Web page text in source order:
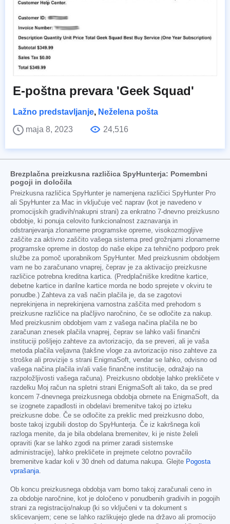
E-poštna prevara 'Geek Squad'
Lažno predstavljanje, Neželena pošta
maja 8, 2023
24,516
Brezplačna preizkusna različica SpyHunterja: Pomembni
pogoji in določila
Preizkusna različica SpyHunter je namenjena različici SpyHunter Pro
ali SpyHunter za Mac in vključuje več naprav (kot je navedeno v
promocijskih gradivih/nakupni strani) za enkratno 7-dnevno preizkusno
obdobje, ki ponuja celovito funkcionalnost zaznavanja in
odstranjevanja zlonamerne programske opreme, visokozmogljive
zaščite za aktivno zaščito vašega sistema pred grožnjami zlonamerne
programske opreme in dostop do naše ekipe za tehnično podporo prek
službe za pomoč uporabnikom SpyHunter. Med preizkusnim obdobjem
vam ne bo zaračunano vnaprej, čeprav je za aktivacijo preizkusne
različice potrebna kreditna kartica. (Predplačniške kreditne kartice,
debetne kartice in darilne kartice morda ne bodo sprejete v okviru te
ponudbe.) Zahteva za vaš način plačila je, da se zagotovi
neprekinjena in neprekinjena varnostna zaščita med prehodom s
preizkusne različice na plačljivo naročnino, če se odločite za nakup.
Med preizkusnim obdobjem vam z vašega načina plačila ne bo
zaračunan znesek plačila vnaprej, čeprav se lahko vaši finančni
instituciji pošljejo zahteve za avtorizacijo, da se preveri, ali je vaša
metoda plačila veljavna (takšne vloge za avtorizacijo niso zahteve za
stroške ali provizije s strani EnigmaSoft, vendar se lahko, odvisno od
vašega načina plačila in/ali vaše finančne institucije, odražajo na
razpoložljivosti vašega računa). Preizkusno obdobje lahko prekličete v
razdelku Moj račun na spletni strani EnigmaSoft ali tako, da se pred
koncem 7-dnevnega preizkusnega obdobja obrnete na EnigmaSoft, da
se izognete zapadlosti in obdelavi bremenitve takoj po izteku
preizkusne dobe. Če se odločite za preklic med preizkusno dobo,
boste takoj izgubili dostop do SpyHunterja. Če iz kakršnega koli
razloga menite, da je bila obdelana bremenitev, ki je niste želeli
opraviti (kar se lahko zgodi na primer zaradi sistemske
administracije), lahko prekličete in prejmete celotno povračilo
bremenitve kadar koli v 30 dneh od datuma nakupa. Glejte Pogosta
vprašanja
Ob koncu preizkusnega obdobja vam bomo takoj zaračunali ceno in
za obdobje naročnine, kot je določeno v ponudbenih gradivih in pogojih
strani za registracijo/nakup (ki so vključeni v ta dokument s
sklicevanjem; cene se lahko razlikujejo glede na državo ali promocijo